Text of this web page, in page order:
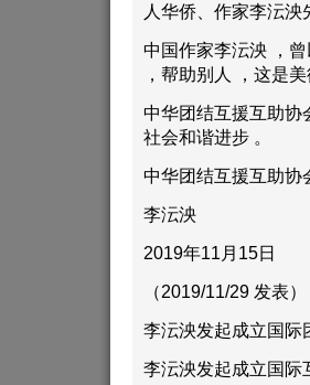
人华侨、作家李沄泱
中国作家李沄泱 ，
，帮助别人 ，这是
中华团结互援互助协
社会和谐进步 。
中华团结互援互助协
李沄泱
2019年11月15日
（2019/11/29 发表）
李沄泱发起成立国际
李沄泱发起成立国际